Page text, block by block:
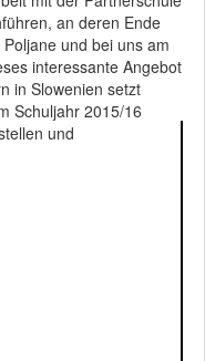
an deren Ende
und bei uns am
interessante Angebot
in Slowenien setzt
Schuljahr 2015/16
tellen und